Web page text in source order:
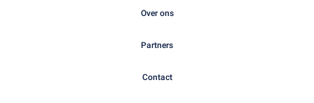
Over ons
Partners
Contact